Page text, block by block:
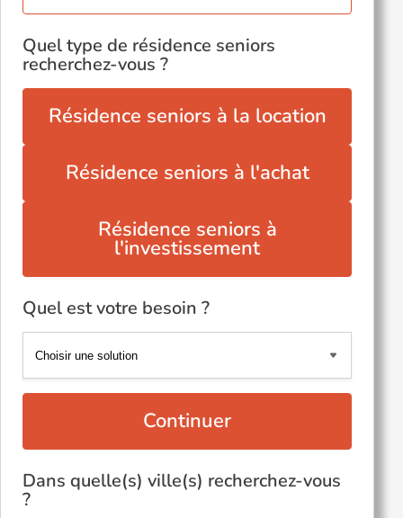
Quel type de résidence seniors
recherchez-vous ?
Résidence seniors à la location
Résidence seniors à l'achat
Résidence seniors à
l'investissement
Quel est votre besoin ?
Continuer
Dans quelle(s) ville(s) recherchez-vous
?